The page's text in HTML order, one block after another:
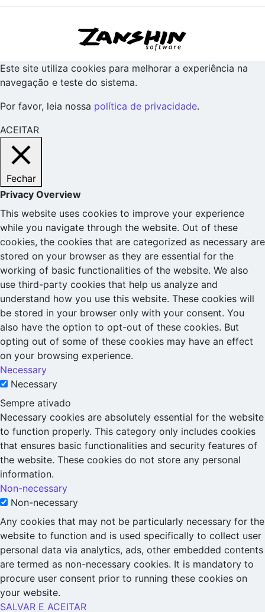
Este site utiliza cookies para melhorar a experiência na
navegação e teste do sistema.
Por favor, leia nossa política de privacidade.
ACEITAR
Fechar
Privacy Overview
This website uses cookies to improve your experience
while you navigate through the website. Out of these
cookies, the cookies that are categorized as necessary are
stored on your browser as they are essential for the
working of basic functionalities of the website. We also
use third-party cookies that help us analyze and
understand how you use this website. These cookies will
be stored in your browser only with your consent. You
also have the option to opt-out of these cookies. But
opting out of some of these cookies may have an effect
on your browsing experience.
Necessary
Necessary
Sempre ativado
Necessary cookies are absolutely essential for the website
to function properly. This category only includes cookies
that ensures basic functionalities and security features of
the website. These cookies do not store any personal
information.
Non-necessary
Non-necessary
Any cookies that may not be particularly necessary for the
website to function and is used specifically to collect user
personal data via analytics, ads, other embedded contents
are termed as non-necessary cookies. It is mandatory to
procure user consent prior to running these cookies on
your website.
SALVAR E ACEITAR